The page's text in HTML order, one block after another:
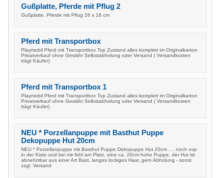
Gußplatte, Pferde mit Pflug 2
Gußplatte, Pferde mit Pflug 26 x 16 cm
Pferd mit Transportbox
Playmobil Pferd mit Transportbox Top Zustand alles komplett im Originalkarton
Privatverkauf ohne Gewähr Selbstabholung oder Versand ( Versandkosten
trägt Käufer)
Pferd mit Transportbox 1
Playmobil Pferd mit Transportbox Top Zustand alles komplett im Originalkarton
Privatverkauf ohne Gewähr Selbstabholung oder Versand ( Versandkosten
trägt Käufer)
NEU * Porzellanpuppe mit Basthut Puppe
Dekopuppe Hut 20cm
NEU * Porzellanpuppe mit Basthut Puppe Dekopuppe Hut 20cm .... noch ovp
in der Kiste und bei mir fehl am Platz, eine ca. 20cm hohe Puppe, der Hut ist
abnehmbar aus einer Art Bast, langes lockiges Haar, gern Abholung - sonst
zzgl. Versand